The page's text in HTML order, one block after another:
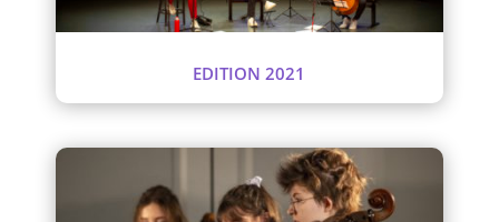
EDITION 2021